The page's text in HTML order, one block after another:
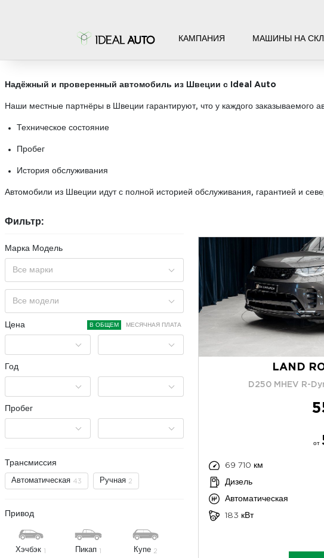
КАМПАНИЯ МАШИНЫ НА
АВТОМОБИЛИ НА ЗАКАЗ
Надёжный и проверенный автомобиль из Швеции с Ideal Auto
Наши местные партнёры в Швеции гарантируют, что у каждого заказываемого
Техническое состояние
Пробег
История обслуживания
Автомобили из Швеции идут с полной историей обслуживания, гарантией и
Фильтр:
Марка Модель
Все марки
Все модели
Цена В ОБЩЕМ МЕСЯЧНАЯ ПЛАТА
Год
Пробег
Трансмиссия
Автоматическая 43 Ручная 2
Привод
Хэчбэк 1 Пикап 1 Купе 2
LAND
D250 MHEV R-
от
69 710 км
Дизель
Автоматическая
183 кВт